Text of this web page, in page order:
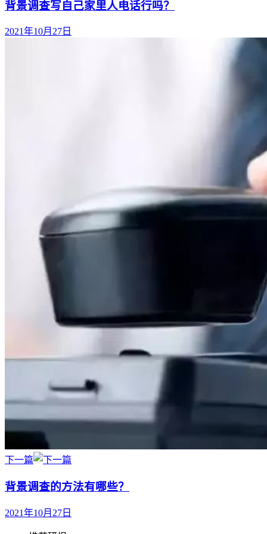
背景调查写自己家里人电话行吗？
2021年10月27日
下一篇
背景调查的方法有哪些？
2021年10月27日